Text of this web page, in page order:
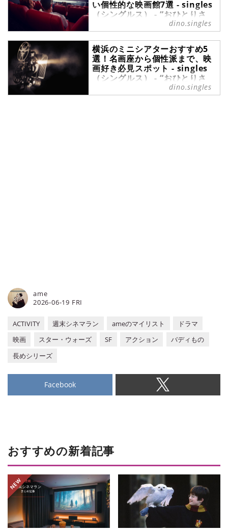
い個性的な映画館7選 - singles
（シングルス） - “おひとりさ
ま”にフォーカスした情報サイト
ミニシアターは、大手シネコンでは
上映されない個性的な作品を扱う映
画館のこと。個性的でレトロな雰囲
気を楽しんだり、併設されたカフェ
で鑑賞後の余韻を楽しんだりと、映
画以外の体験ができる点も魅力で
dino.singles
横浜のミニシアターおすすめ5
選！名画座から個性派まで、映
画好き必見スポット - singles
（シングルス） - “おひとりさ
ま”にフォーカスした情報サイト
dino.singles
2026-06-19 FRI
ame
ACTIVITY 週末シネマラン ameのマイリスト
ドラマ
映画
スター・ウォーズ SF アクション
バディもの
長めシリーズ
Facebook
おすすめの新着記事